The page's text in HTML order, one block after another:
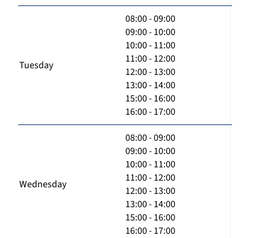
Tuesday
08:00 - 09:00
09:00 - 10:00
10:00 - 11:00
11:00 - 12:00
12:00 - 13:00
13:00 - 14:00
15:00 - 16:00
16:00 - 17:00
Wednesday
08:00 - 09:00
09:00 - 10:00
10:00 - 11:00
11:00 - 12:00
12:00 - 13:00
13:00 - 14:00
15:00 - 16:00
16:00 - 17:00